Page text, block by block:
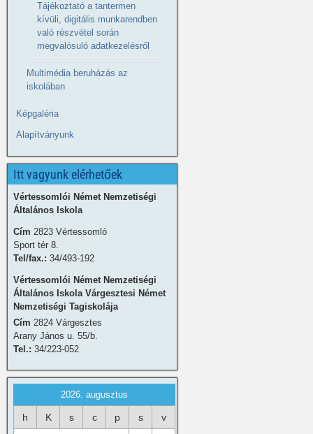
Tájékoztató a tantermen
kívüli, digitális munkarendben
való részvétel során
megvalósuló adatkezelésről
Multimédia beruházás az
iskolában
Képgaléria
Alapítványunk
Itt vagyunk elérhetőek
Vértessomlói Német Nemzetiségi
Általános Iskola
Cím 2823 Vértessomló
Sport tér 8.
Tel/fax.: 34/493-192
Vértessomlói Német Nemzetiségi
Általános Iskola Várgesztesi Német
Nemzetiségi Tagiskolája
Cím 2824 Várgesztes
Arany János u. 55/b.
Tel.: 34/223-052
2026. augusztus
h K s c p s v